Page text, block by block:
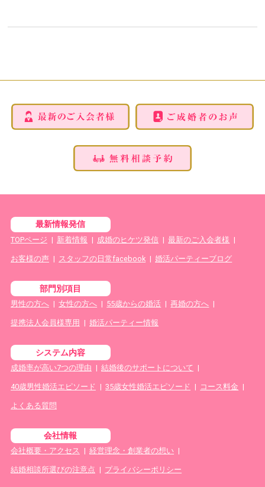
最新情報発信
TOPページ | 新着情報 | 成婚のヒケツ発信 | 最新のご入会者様 |
お客様の声| スタッフの日常facebook | 婚活パーティーブログ
部門別項目
男性の方へ| 女性の方へ | 55歳からの婚活 | 再婚の方へ |
提携法人会員様専用 | 婚活パーティー情報
システム内容
成婚率が高い7つの理由 | 結婚後のサポートについて |
40歳男性婚活エピソード | 35歳女性婚活エピソード | コース料金 |
よくある質問
会社情報
会社概要・アクセス | 経営理念・創業者の想い |
結婚相談所選びの注意点 | プライバシーポリシー